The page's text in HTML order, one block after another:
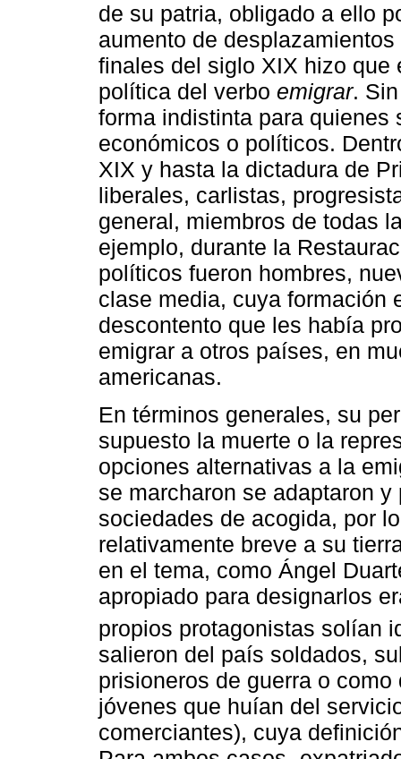
de su patria, obligado a ello
aumento de
finales del siglo XIX hizo que
política del verbo emigrar.
forma indistinta para
económicos o políticos.
XIX y hasta la dictadura de
liberales, carlistas,
general, miembros de todas
ejemplo, durante la
políticos fueron hombres,
clase media, cuya formación
descontento que les había
emigrar a otros países, en
americanas.
En términos generales, su
supuesto la muerte o la
opciones alternativas a la
se marcharon se adaptaron
sociedades de acogida, por
relativamente breve a su
en el tema, como Ángel
apropiado para designarlos
propios protagonistas solían
salieron del país soldados,
prisioneros de guerra o
jóvenes que huían del
comerciantes), cuya